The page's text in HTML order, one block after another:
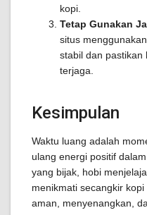
kopi.
Tetap Gunakan
situs
stabil dan pastikan
terjaga.
Kesimpulan
Waktu luang adalah
ulang energi positif
yang bijak, hobi
menikmati secangkir
aman, menyenangkan,